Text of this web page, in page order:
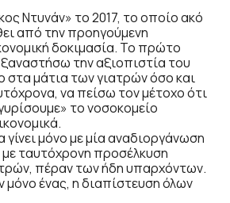
Ντυνάν» το 2017, το οποίο ακό
από την προηγούμενη
δοκιμασία. Το πρώτο
την αξιοπιστία του
στα μάτια των γιατρών όσο και
να πείσω τον μέτοχο ότι
το νοσοκομείο
μόνο με μία αναδιοργάνωση
ταυτόχρονη προσέλκυση
πέραν των ήδη υπαρχόντων.
μόνο ένας, η διαπίστευση όλων